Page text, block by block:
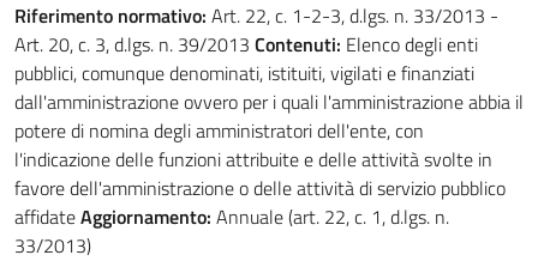
Riferimento normativo: Art. 22, c. 1-2-3, d.lgs. n. 33/2013 -
Art. 20, c. 3, d.lgs. n. 39/2013 Contenuti: Elenco degli enti
pubblici, comunque denominati, istituiti, vigilati e finanziati
dall'amministrazione ovvero per i quali l'amministrazione abbia il
potere di nomina degli amministratori dell'ente, con
l'indicazione delle funzioni attribuite e delle attività svolte in
favore dell'amministrazione o delle attività di servizio pubblico
affidateAggiornamento: Annuale (art. 22, c. 1, d.lgs. n.
33/2013)